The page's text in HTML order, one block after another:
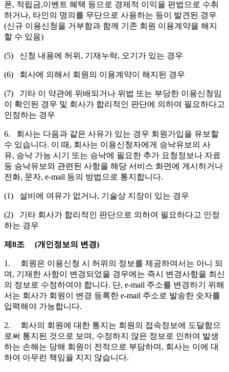
폰, 적립금,이벤트 혜택 등으로 경제적 이익을 편법으로 수취
하거나, 타인의 명의를 무단으로 사용하는 등이 발견된 경우
(신규 이용신청을 거부함과 함께 기존 회원 이용계약을 해지
할 수 있음)
(5) 신청 내용에 허위, 기재누락, 오기가 있는 경우
(6) 회사에 의해서 회원의 이용계약이 해지된 경우
(7) 기타 이 약관에 위배되거나 위법 또는 부당한 이용신청임
이 확인된 경우 및 회사가 합리적인 판단에 의하여 필요하다고
인정하는 경우
6. 회사는 다음과 같은 사유가 있는 경우 회원가입을 유보할
수 있습니다. 이 때, 회사는 이용신청자에게 승낙유보의 사
유, 승낙 가능 시기 또는 승낙에 필요한 추가 요청정보나 자료
등 승낙유보와 관련된 사항을 해당 서비스 화면에 게시하거나
전화, 문자, e-mail 등의 방법으로 통지합니다.
(1) 설비에 여유가 없거나, 기술상 지장이 있는 경우
(2) 기타 회사가 합리적인 판단으로 의하여 필요하다고 인정
하는 경우
제8조 (개인정보의 변경)
1. 회원은 이용신청 시 허위의 정보를 제공하여서는 아니 되
며, 기재한 사항이 변경되었을 경우에는 즉시 변경사항을 최신
의 정보로 수정하여야 합니다. 단, e-mail 주소를 변경하기 위해
서는 회사가 회원이 변경 등록한 e-mail 주소로 발송한 숫자를
입력해야 가능합니다.
2. 회사의 회원에 대한 통지는 회원의 접속정보에 도달함으
로써 통지된 것으로 보며, 수정하지 않은 정보로 인하여 발생
하는 손해는 당해 회원이 전적으로 부담하며, 회사는 이에 대
하여 아무런 책임을 지지 않습니다.